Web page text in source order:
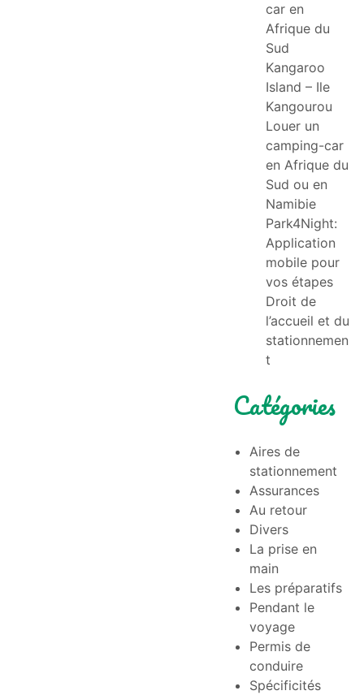
car en
Afrique du
Sud
Kangaroo
Island – Ile
Kangourou
Louer un
camping-car
en Afrique du
Sud ou en
Namibie
Park4Night:
Application
mobile pour
vos étapes
Droit de
l’accueil et du
stationnemen
t
Catégories
Aires de
stationnement
Assurances
Au retour
Divers
La prise en
main
Les préparatifs
Pendant le
voyage
Permis de
conduire
Spécificités